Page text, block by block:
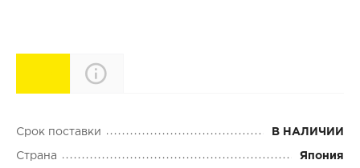
Характеристики
Срок поставки В НАЛИЧИИ
Страна Япония